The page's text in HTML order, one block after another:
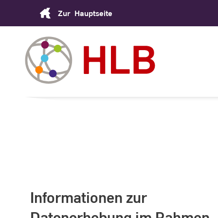
Zur Hauptseite
Informationen zur